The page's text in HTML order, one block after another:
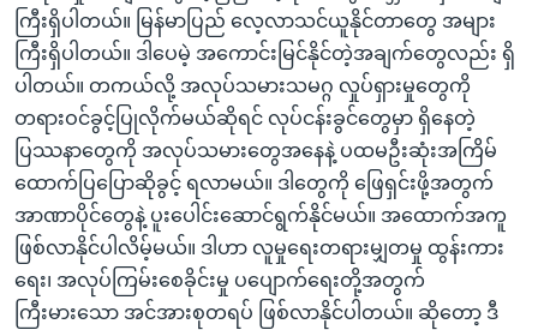
ကြီးရှိပါတယ်။ မြန်မာပြည် လေ့လာသင်ယူနိုင်တာတွေ အများ
ကြီးရှိပါတယ်။ ဒါပေမဲ့ အကောင်းမြင်နိုင်တဲ့အချက်တွေလည်း ရှိ
ပါတယ်။ တကယ်လို့ အလုပ်သမားသမဂ္ဂ လှုပ်ရှားမှုတွေကို
တရားဝင်ခွင့်ပြုလိုက်မယ်ဆိုရင် လုပ်ငန်းခွင်တွေမှာ ရှိနေတဲ့
ပြဿနာတွေကို အလုပ်သမားတွေအနေနဲ့ ပထမဦးဆုံးအကြိမ်
ထောက်ပြပြောဆိုခွင့် ရလာမယ်။ ဒါတွေကို ဖြေရှင်းဖို့အတွက်
အာဏာပိုင်တွေနဲ့ ပူးပေါင်းဆောင်ရွက်နိုင်မယ်။ အထောက်အကူ
ဖြစ်လာနိုင်ပါလိမ့်မယ်။ ဒါဟာ လူမှုရေးတရားမျှတမှု ထွန်းကား
ရေး၊ အလုပ်ကြမ်းစေခိုင်းမှု ပပျောက်ရေးတို့အတွက်
ကြီးမားသော အင်အားစုတရပ် ဖြစ်လာနိုင်ပါတယ်။ ဆိုတော့ ဒီ